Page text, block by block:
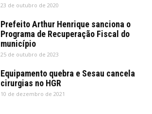
23 de outubro de 2020
Prefeito Arthur Henrique sanciona o
Programa de Recuperação Fiscal do
município
25 de outubro de 2023
Equipamento quebra e Sesau cancela
cirurgias no HGR
10 de dezembro de 2021